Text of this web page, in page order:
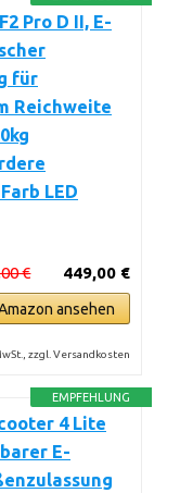
Pro D II, E-
für
Reichweite
LED
449,00 €
€
ansehen
zzgl. Versandkosten
EMPFEHLUNG
4 Lite
E-